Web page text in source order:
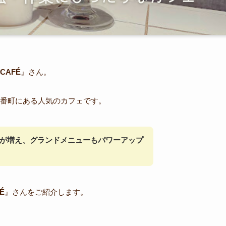
』さん。
町にある人気のカフェです。
増え、グランドメニューもパワーアップ
』さんをご紹介します。